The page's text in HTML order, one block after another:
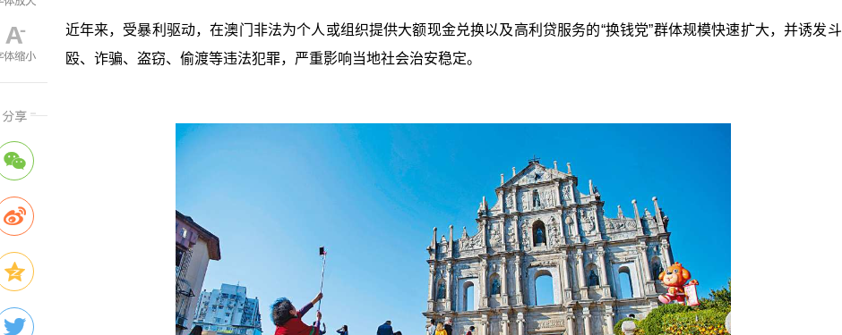
近年来，受暴利驱动，在澳门非法为个人或组织提供大额现金兑换以及高利贷服务的“换钱党”群体规模快速扩大，并诱发斗
殴、诈骗、盗窃、偷渡等违法犯罪，严重影响当地社会治安稳定。